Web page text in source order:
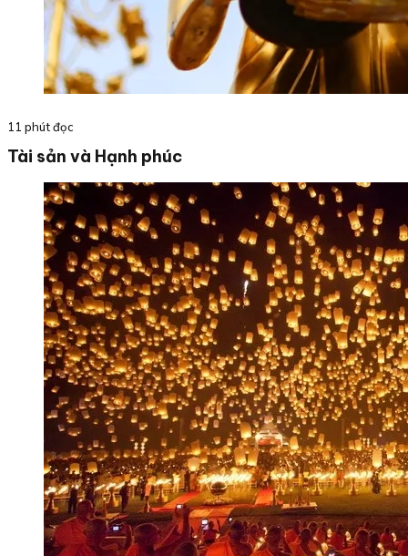
11 phút đọc
Tài sản và Hạnh phúc